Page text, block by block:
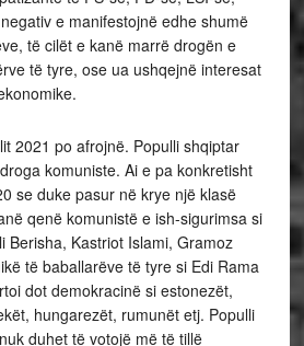
e manifestojnë edhe shumë
të cilët e kanë marrë drogën e
të tyre, ose ua ushqejnë interesat
po afrojnë. Populli shqiptar
komuniste. Ai e pa konkretisht
se duke pasur në krye një klasë
qenë komunistë e ish-sigurimsa si
Berisha, Kastriot Islami, Gramoz
të baballarëve të tyre si Edi Rama
dot demokracinë si estonezët,
hungarezët, rumunët etj. Populli
duhet të votojë më të tillë